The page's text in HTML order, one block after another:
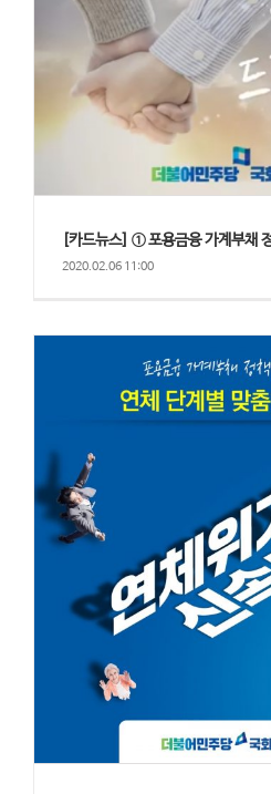
[카드뉴스] ① 포용금융 가계부채
2020.02.06 11:00